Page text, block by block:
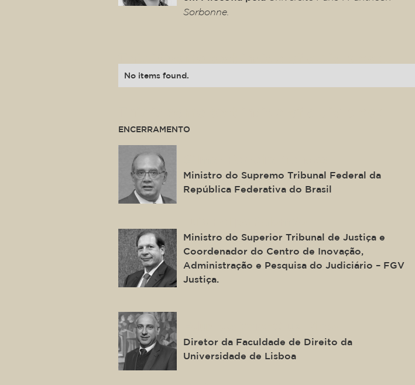
Sorbonne.
No items found.
ENCERRAMENTO
Ministro do Supremo Tribunal Federal da
República Federativa do Brasil
Ministro do Superior Tribunal de Justiça e
Coordenador do Centro de Inovação,
Administração e Pesquisa do Judiciário – FGV
Justiça.
Diretor da Faculdade de Direito da
Universidade de Lisboa